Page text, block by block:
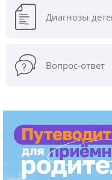
Диагнозы
Вопрос-ответ